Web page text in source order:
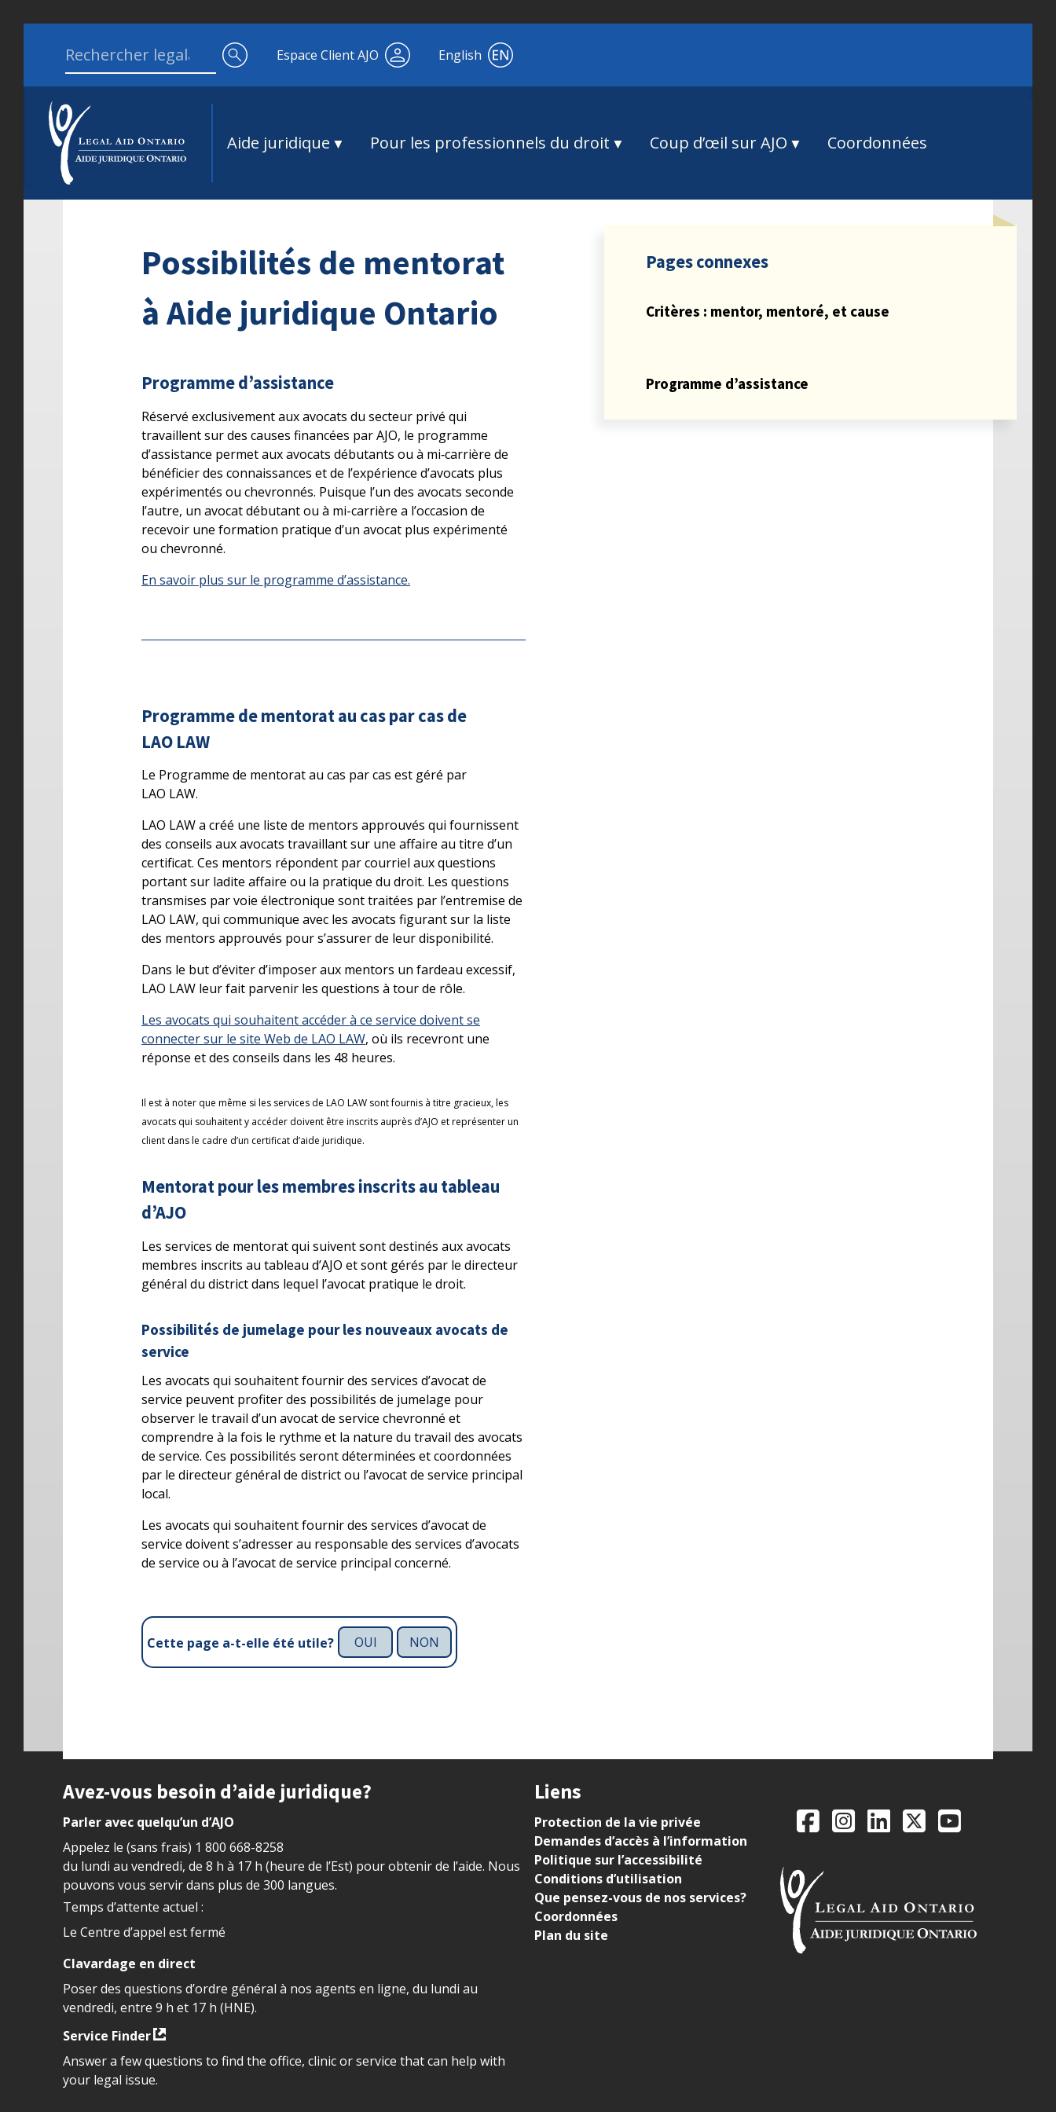
Search for:
Espace Client AJO English
Aide juridique Pour les professionnels du droit Coup d’œil sur AJO Coordonnées
Possibilités de mentorat
à Aide juridique Ontario
Programme d’assistance
Réservé exclusivement aux avocats du secteur privé qui
travaillent sur des causes financées par AJO, le programme
d’assistance permet aux avocats débutants ou à mi‑carrière de
bénéficier des connaissances et de l’expérience d’avocats plus
expérimentés ou chevronnés. Puisque l’un des avocats seconde
l’autre, un avocat débutant ou à mi-carrière a l’occasion de
recevoir une formation pratique d’un avocat plus expérimenté
ou chevronné.
En savoir plus sur le programme d’assistance.
Programme de mentorat au cas par cas de
LAO LAW
Le Programme de mentorat au cas par cas est géré par
LAO LAW.
LAO LAW a créé une liste de mentors approuvés qui fournissent
des conseils aux avocats travaillant sur une affaire au titre d’un
certificat. Ces mentors répondent par courriel aux questions
portant sur ladite affaire ou la pratique du droit. Les questions
transmises par voie électronique sont traitées par l’entremise de
LAO LAW, qui communique avec les avocats figurant sur la liste
des mentors approuvés pour s’assurer de leur disponibilité.
Dans le but d’éviter d’imposer aux mentors un fardeau excessif,
LAO LAW leur fait parvenir les questions à tour de rôle.
Les avocats qui souhaitent accéder à ce service doivent se
connecter sur le site Web de LAO LAW, où ils recevront une
réponse et des conseils dans les 48 heures.
Il est à noter que même si les services de LAO LAW sont fournis à titre gracieux, les
avocats qui souhaitent y accéder doivent être inscrits auprès d’AJO et représenter un
client dans le cadre d’un certificat d’aide juridique.
Mentorat pour les membres inscrits au tableau
d’AJO
Les services de mentorat qui suivent sont destinés aux avocats
membres inscrits au tableau d’AJO et sont gérés par le directeur
général du district dans lequel l’avocat pratique le droit.
Possibilités de jumelage pour les nouveaux avocats de
service
Les avocats qui souhaitent fournir des services d’avocat de
service peuvent profiter des possibilités de jumelage pour
observer le travail d’un avocat de service chevronné et
comprendre à la fois le rythme et la nature du travail des avocats
de service. Ces possibilités seront déterminées et coordonnées
par le directeur général de district ou l’avocat de service principal
local.
Les avocats qui souhaitent fournir des services d’avocat de
service doivent s’adresser au responsable des services d’avocats
de service ou à l’avocat de service principal concerné.
Cette page a-t-elle été utile? OUI NON
Pages connexes
Critères : mentor, mentoré, et cause
Programme d’assistance
Site footer
Avez-vous besoin d’aide juridique?
Parler avec quelqu’un d’AJO
Appelez le (sans frais) 1 800 668-8258
du lundi au vendredi, de 8 h à 17 h (heure de l’Est) pour obtenir de l’aide. Nous
pouvons vous servir dans plus de 300 langues.
Temps d’attente actuel :
Le Centre d’appel est fermé
Clavardage en direct
Poser des questions d’ordre général à nos agents en ligne, du lundi au
vendredi, entre 9 h et 17 h (HNE).
Service Finder
Answer a few questions to find the office, clinic or service that can help with
your legal issue.
Liens
Protection de la vie privée
Demandes d’accès à l’information
Politique sur l’accessibilité
Conditions d’utilisation
Que pensez-vous de nos services?
Coordonnées
Plan du site
FacebookInstagram
LinkedIn
X YouTube